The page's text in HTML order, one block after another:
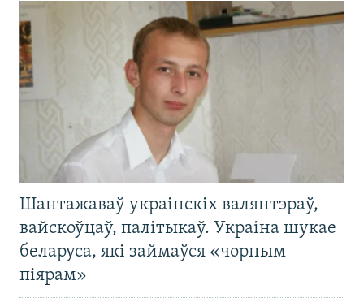
Шантажаваў украінскіх валянтэраў,
вайскоўцаў, палітыкаў. Украіна шукае
беларуса, які займаўся «чорным
піярам»